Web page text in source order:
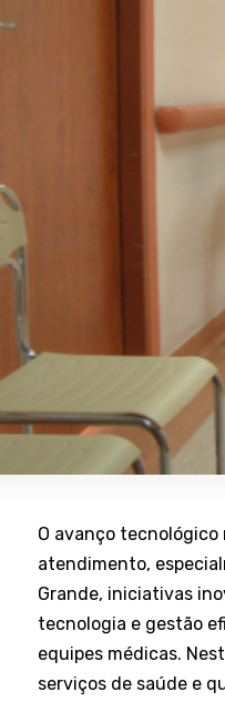
O avanço
atendimento,
Grande, iniciativas
tecnologia e gestão
equipes médicas.
serviços de saúde e